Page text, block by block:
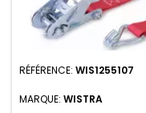
RÉFÉRENCE: WIS1255107
MARQUE: WISTRA